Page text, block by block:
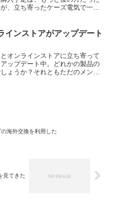
、立ち寄ったケーズ電気で一台
インストアがアップデート
オンラインストアに立ち寄って
ップデート中。どれかの製品の
ょうか？それともただのメンテ
海外交換を利用した
見てきた